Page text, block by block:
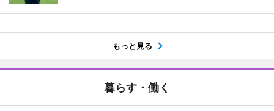
もっと見る
暮らす・働く